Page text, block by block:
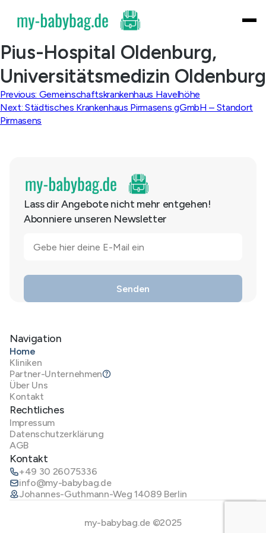
content
Pius-Hospital Oldenburg,
Universitätsmedizin Oldenburg
Beitragsnavigation
Previous: Gemeinschaftskrankenhaus Havelhöhe
Next: Städtisches Krankenhaus Pirmasens gGmbH – Standort
Pirmasens
Lass dir Angebote nicht mehr entgehen!
Abonniere unseren Newsletter
Navigation
Home
Kliniken
Partner-Unternehmen
Über Uns
Kontakt
Rechtliches
Impressum
Datenschutzerklärung
AGB
Kontakt
+49 30 26075336
info@my-babybag.de
Johannes-Guthmann-Weg 14089 Berlin
my-babybag.de ©2025